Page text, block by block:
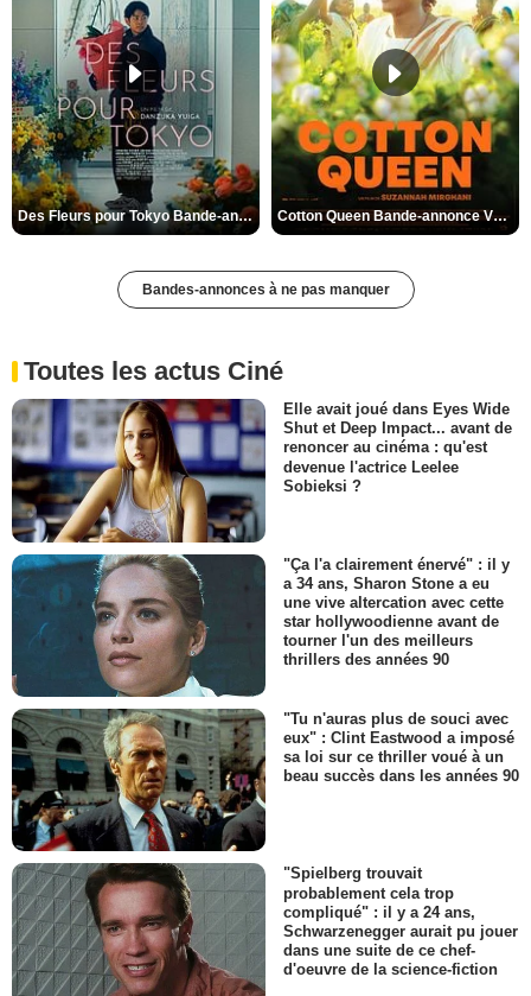
Des Fleurs pour Tokyo Bande-annonce VO STFR Cotton Queen Bande-annonce VO STFR
Bandes-annonces à ne pas manquer
Toutes les actus Ciné
Elle avait joué dans Eyes Wide
Shut et Deep Impact... avant de
renoncer au cinéma : qu'est
devenue l'actrice Leelee
Sobieksi ?
"Ça l'a clairement énervé" : il y
a 34 ans, Sharon Stone a eu
une vive altercation avec cette
star hollywoodienne avant de
tourner l'un des meilleurs
thrillers des années 90
"Tu n'auras plus de souci avec
eux" : Clint Eastwood a imposé
sa loi sur ce thriller voué à un
beau succès dans les années 90
"Spielberg trouvait
probablement cela trop
compliqué" : il y a 24 ans,
Schwarzenegger aurait pu jouer
dans une suite de ce chef-
d'oeuvre de la science-fiction